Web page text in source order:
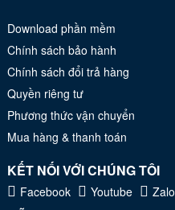
Download phần mềm
Chính sách bảo hành
Chính sách đổi trả hàng
Quyền riêng tư
Phương thức vận chuyển
Mua hàng & thanh toán
KẾT NỐI VỚI CHÚNG TÔI
Facebook Youtube Zalo